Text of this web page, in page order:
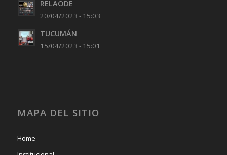
RELAODE
20/04/2023 - 15:03
TUCUMÁN
15/04/2023 - 15:01
MAPA DEL SITIO
Home